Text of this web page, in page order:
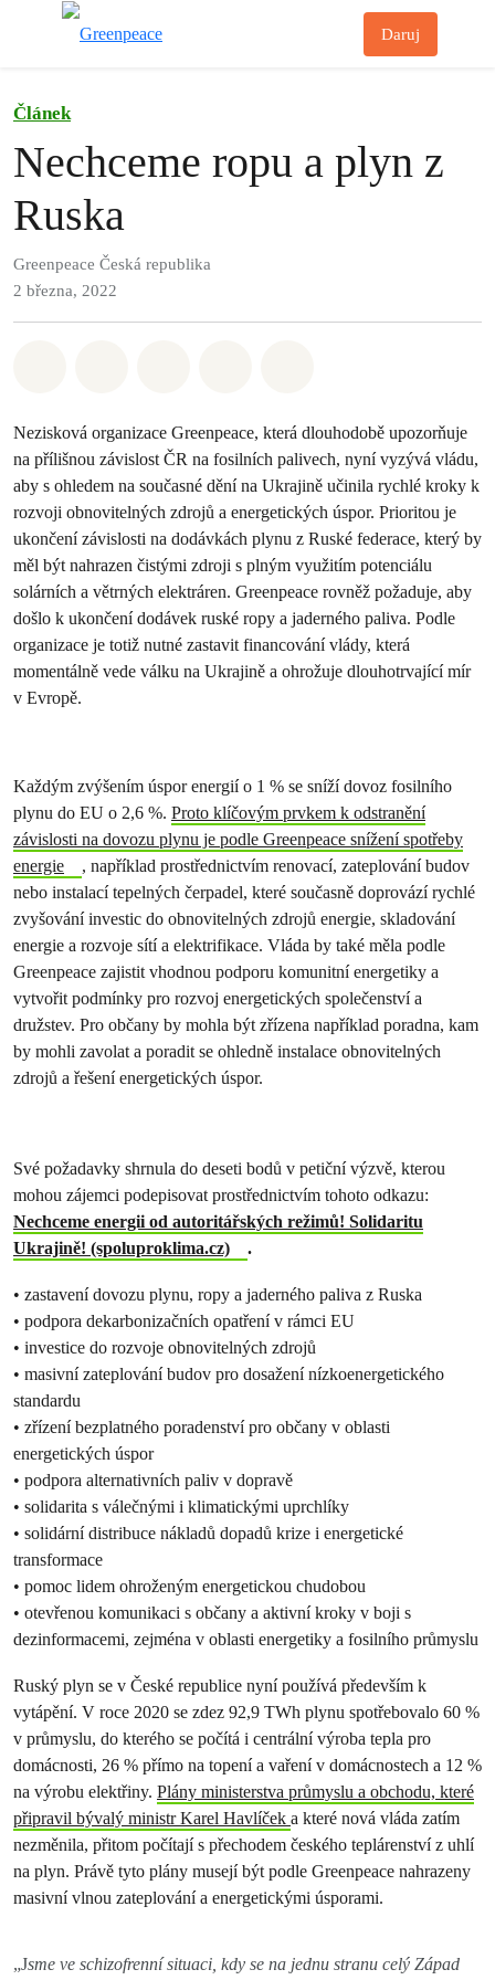
Daruj
Článek
Nechceme ropu a plyn z
Ruska
Greenpeace Česká republika
2 března, 2022
Nezisková organizace Greenpeace, která dlouhodobě upozorňuje
na přílišnou závislost ČR na fosilních palivech, nyní vyzývá vládu,
aby s ohledem na současné dění na Ukrajině učinila rychlé kroky k
rozvoji obnovitelných zdrojů a energetických úspor. Prioritou je
ukončení závislosti na dodávkách plynu z Ruské federace, který by
měl být nahrazen čistými zdroji s plným využitím potenciálu
solárních a větrných elektráren. Greenpeace rovněž požaduje, aby
došlo k ukončení dodávek ruské ropy a jaderného paliva. Podle
organizace je totiž nutné zastavit financování vlády, která
momentálně vede válku na Ukrajině a ohrožuje dlouhotrvající mír
v Evropě.
Každým zvýšením úspor energií o 1 % se sníží dovoz fosilního
plynu do EU o 2,6 %. Proto klíčovým prvkem k odstranění
závislosti na dovozu plynu je podle Greenpeace snížení spotřeby
energie
, například prostřednictvím renovací, zateplování budov
nebo instalací tepelných čerpadel, které současně doprovází rychlé
zvyšování investic do obnovitelných zdrojů energie, skladování
energie a rozvoje sítí a elektrifikace. Vláda by také měla podle
Greenpeace zajistit vhodnou podporu komunitní energetiky a
vytvořit podmínky pro rozvoj energetických společenství a
družstev. Pro občany by mohla být zřízena například poradna, kam
by mohli zavolat a poradit se ohledně instalace obnovitelných
zdrojů a řešení energetických úspor.
Své požadavky shrnula do deseti bodů v petiční výzvě, kterou
mohou zájemci podepisovat prostřednictvím tohoto odkazu:
Nechceme energii od autoritářských režimů! Solidaritu
Ukrajině! (spoluproklima.cz)
.
• zastavení dovozu plynu, ropy a jaderného paliva z Ruska
• podpora dekarbonizačních opatření v rámci EU
• investice do rozvoje obnovitelných zdrojů
• masivní zateplování budov pro dosažení nízkoenergetického
standardu
• zřízení bezplatného poradenství pro občany v oblasti
energetických úspor
• podpora alternativních paliv v dopravě
• solidarita s válečnými i klimatickými uprchlíky
• solidární distribuce nákladů dopadů krize i energetické
transformace
• pomoc lidem ohroženým energetickou chudobou
• otevřenou komunikaci s občany a aktivní kroky v boji s
dezinformacemi, zejména v oblasti energetiky a fosilního průmyslu
Ruský plyn se v České republice nyní používá především k
vytápění. V roce 2020 se zdez 92,9 TWh plynu spotřebovalo 60 %
v průmyslu, do kterého se počítá i centrální výroba tepla pro
domácnosti, 26 % přímo na topení a vaření v domácnostech a 12 %
na výrobu elektřiny. Plány ministerstva průmyslu a obchodu, které
připravil bývalý ministr Karel Havlíček a které nová vláda zatím
nezměnila, přitom počítají s přechodem českého teplárenství z uhlí
na plyn. Právě tyto plány musejí být podle Greenpeace nahrazeny
masivní vlnou zateplování a energetickými úsporami.
„Jsme ve schizofrenní situaci, kdy se na jednu stranu celý Západ